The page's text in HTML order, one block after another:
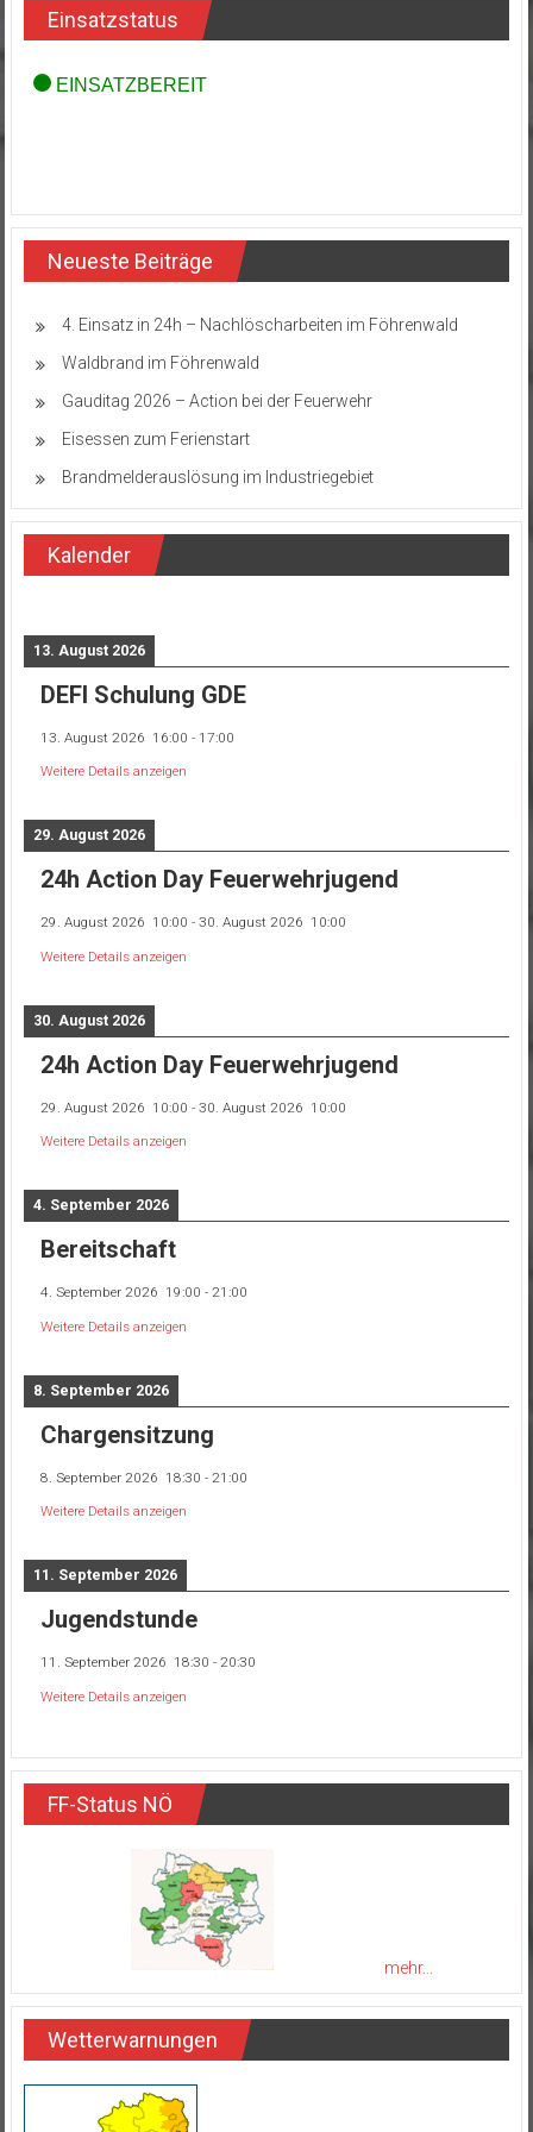
Einsatzstatus
Neueste Beiträge
4. Einsatz in 24h – Nachlöscharbeiten im Föhrenwald
Waldbrand im Föhrenwald
Gauditag 2026 – Action bei der Feuerwehr
Eisessen zum Ferienstart
Brandmelderauslösung im Industriegebiet
Kalender
13. August 2026
DEFI Schulung GDE
13. August 2026 16:00 - 17:00
Weitere Details anzeigen
29. August 2026
24h Action Day Feuerwehrjugend
29. August 2026 10:00 - 30. August 2026 10:00
Weitere Details anzeigen
30. August 2026
24h Action Day Feuerwehrjugend
29. August 2026 10:00 - 30. August 2026 10:00
Weitere Details anzeigen
4. September 2026
Bereitschaft
4. September 2026 19:00 - 21:00
Weitere Details anzeigen
8. September 2026
Chargensitzung
8. September 2026 18:30 - 21:00
Weitere Details anzeigen
11. September 2026
Jugendstunde
11. September 2026 18:30 - 20:30
Weitere Details anzeigen
FF-Status NÖ
mehr...
Wetterwarnungen